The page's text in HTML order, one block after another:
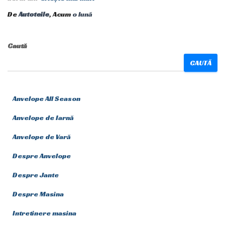
DeAutoteile, Acum o lună
Caută
CAUTĂ
Anvelope All Season
Anvelope de Iarnă
Anvelope de Vară
Despre Anvelope
Despre Jante
Despre Masina
Intretinere masina